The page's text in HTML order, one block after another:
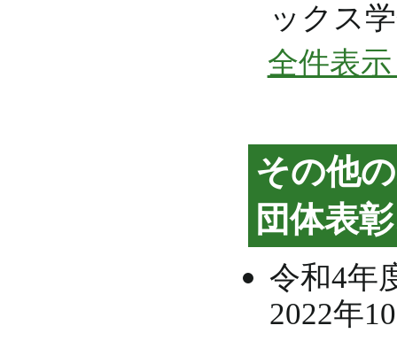
ックス
全件表
その他
団体表
令和4年
2022年